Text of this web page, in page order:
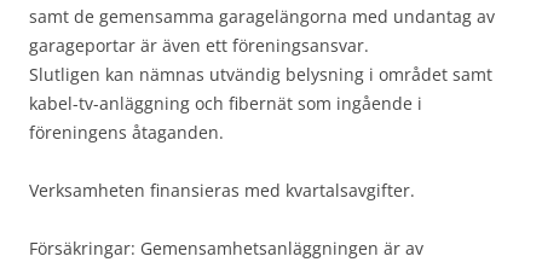
samt de gemensamma garagelängorna med undantag av
garageportar är även ett föreningsansvar.
Slutligen kan nämnas utvändig belysning i området samt
kabel-tv-anläggning och fibernät som ingående i
föreningens åtaganden.
Verksamheten finansieras med kvartalsavgifter.
Försäkringar: Gemensamhetsanläggningen är av